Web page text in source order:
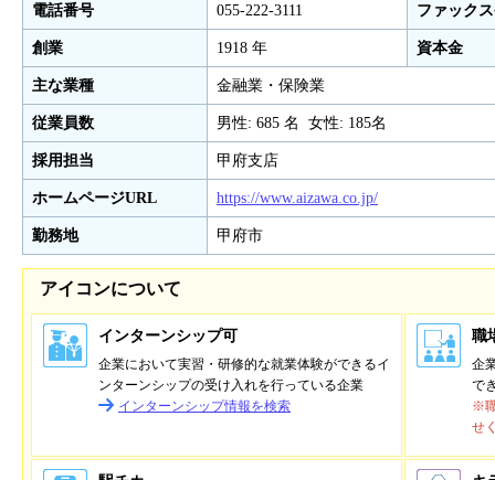
電話番号 055-222-3111 ファック
創業 1918 年 資本金
主な業種 金融業・保険業
従業員数 男性: 685 名 女性: 185名
採用担当 甲府支店
ホームページURL https://www.aizawa.co.jp/
勤務地 甲府市
アイコンについて
インターンシップ可
企業において実習・研修的な就業体験ができるイ
ンターンシップの受け入れを行っている企業
インターンシップ情報を検索
職
企
で
※
せ